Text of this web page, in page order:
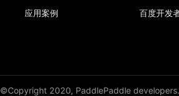
应用案例 百度开发
©Copyright 2020, PaddlePaddle developers.